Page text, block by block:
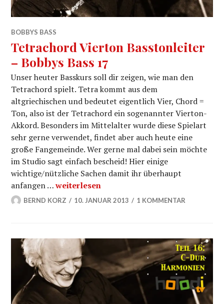
BOBBYS BASS
Tetrachord Vierton Basstonleiter
– Bobbys Bass 17
Unser heuter Basskurs soll dir zeigen, wie man den
Tetrachord spielt. Tetra kommt aus dem
altgriechischen und bedeutet eigentlich Vier, Chord =
Ton, also ist der Tetrachord ein sogenannter Vierton-
Akkord. Besonders im Mittelalter wurde diese Spielart
sehr gerne verwendet, findet aber auch heute eine
große Fangemeinde. Wer gerne mal dabei sein möchte
im Studio sagt einfach bescheid! Hier einige
wichtige/nützliche Sachen damit ihr überhaupt
anfangen …Tetrachord Vierton Basstonleiter – Bobbys
weiterlesen
BERND KORZ 10. JANUAR 2013 1 KOMMENTAR